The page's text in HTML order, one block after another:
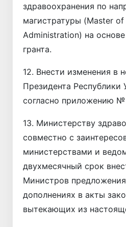
здравоохранения по
магистратуры (Master
Administration) на
гранта.
12. Внести изменения в
Президента Республики
согласно приложению №
13. Министерству
совместно с
министерствами и
двухмесячный срок
Министров
дополнениях в акты
вытекающих из